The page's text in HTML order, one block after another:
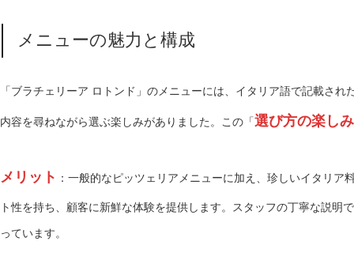
メニューの魅力と構成
「ブラチェリーア ロトンド」のメニューには、イタリア語で記載さ
内容を尋ねながら選ぶ楽しみがありました。この「選び方の楽しみ
メリット ：一般的なピッツェリアメニューに加え、珍しいイタリ
ト性を持ち、顧客に新鮮な体験を提供します。スタッフの丁寧な説明
っています。